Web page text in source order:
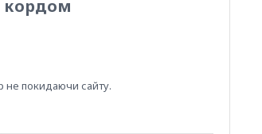
кордом
не покидаючи сайту.